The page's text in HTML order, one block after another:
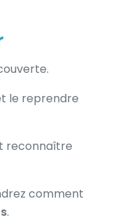
le reprendre
reconnaître
comment
.